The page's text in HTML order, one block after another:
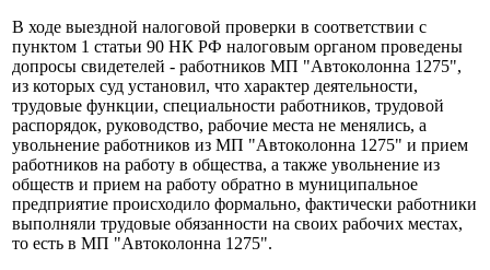
В ходе выездной налоговой проверки в соответствии с
пунктом 1 статьи 90 НК РФ налоговым органом проведены
допросы свидетелей - работников МП "Автоколонна 1275",
из которых суд установил, что характер деятельности,
трудовые функции, специальности работников, трудовой
распорядок, руководство, рабочие места не менялись, а
увольнение работников из МП "Автоколонна 1275" и прием
работников на работу в общества, а также увольнение из
обществ и прием на работу обратно в муниципальное
предприятие происходило формально, фактически работники
выполняли трудовые обязанности на своих рабочих местах,
то есть в МП "Автоколонна 1275".